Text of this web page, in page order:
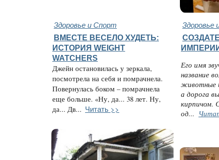
Здоровье и Спорт Здоровье
ВМЕСТЕ ВЕСЕЛО ХУДЕТЬ:
ИСТОРИЯ WEIGHT
WATCHERS
Джейн остановилась у зеркала,
посмотрела на себя и помрачнела.
Повернулась боком – помрачнела
еще больше. «Ну, да... 38 лет. Ну,
да... Дв... Читать >>
Его имя
название
животные
а дорога
кирпичом.
од...